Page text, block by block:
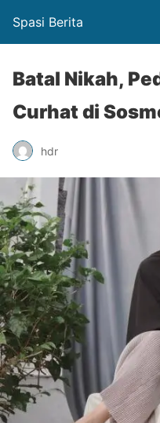
Spasi Berita
Batal Nikah,
Curhat di
hdr